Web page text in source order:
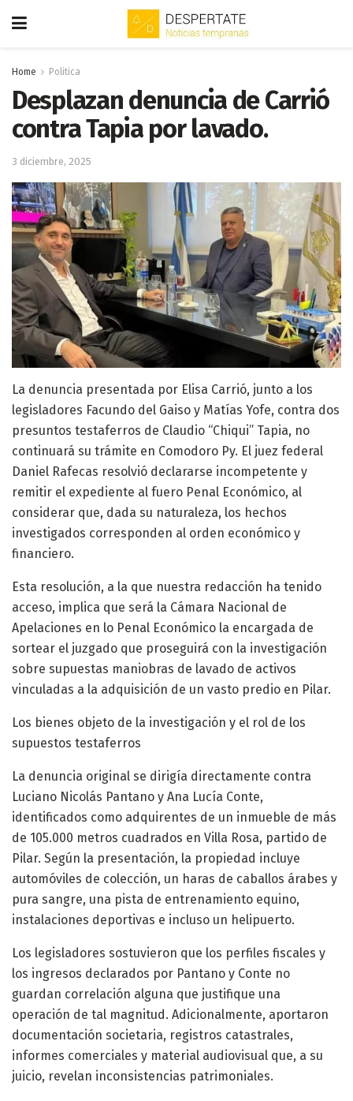
Home Politica
Desplazan denuncia de Carrió
contra Tapia por lavado.
3 diciembre, 2025
La denuncia presentada por Elisa Carrió, junto a los
legisladores Facundo del Gaiso y Matías Yofe, contra dos
presuntos testaferros de Claudio “Chiqui” Tapia, no
continuará su trámite en Comodoro Py. El juez federal
Daniel Rafecas resolvió declararse incompetente y
remitir el expediente al fuero Penal Económico, al
considerar que, dada su naturaleza, los hechos
investigados corresponden al orden económico y
financiero.
Esta resolución, a la que nuestra redacción ha tenido
acceso, implica que será la Cámara Nacional de
Apelaciones en lo Penal Económico la encargada de
sortear el juzgado que proseguirá con la investigación
sobre supuestas maniobras de lavado de activos
vinculadas a la adquisición de un vasto predio en Pilar.
Los bienes objeto de la investigación y el rol de los
supuestos testaferros
La denuncia original se dirigía directamente contra
Luciano Nicolás Pantano y Ana Lucía Conte,
identificados como adquirentes de un inmueble de más
de 105.000 metros cuadrados en Villa Rosa, partido de
Pilar. Según la presentación, la propiedad incluye
automóviles de colección, un haras de caballos árabes y
pura sangre, una pista de entrenamiento equino,
instalaciones deportivas e incluso un helipuerto.
Los legisladores sostuvieron que los perfiles fiscales y
los ingresos declarados por Pantano y Conte no
guardan correlación alguna que justifique una
operación de tal magnitud. Adicionalmente, aportaron
documentación societaria, registros catastrales,
informes comerciales y material audiovisual que, a su
juicio, revelan inconsistencias patrimoniales.